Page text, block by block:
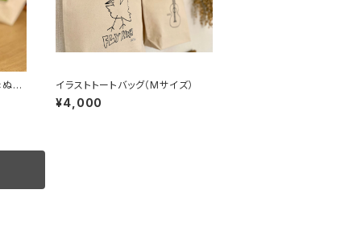
い
イラストトートバッグ（Mサイズ）
¥4,000